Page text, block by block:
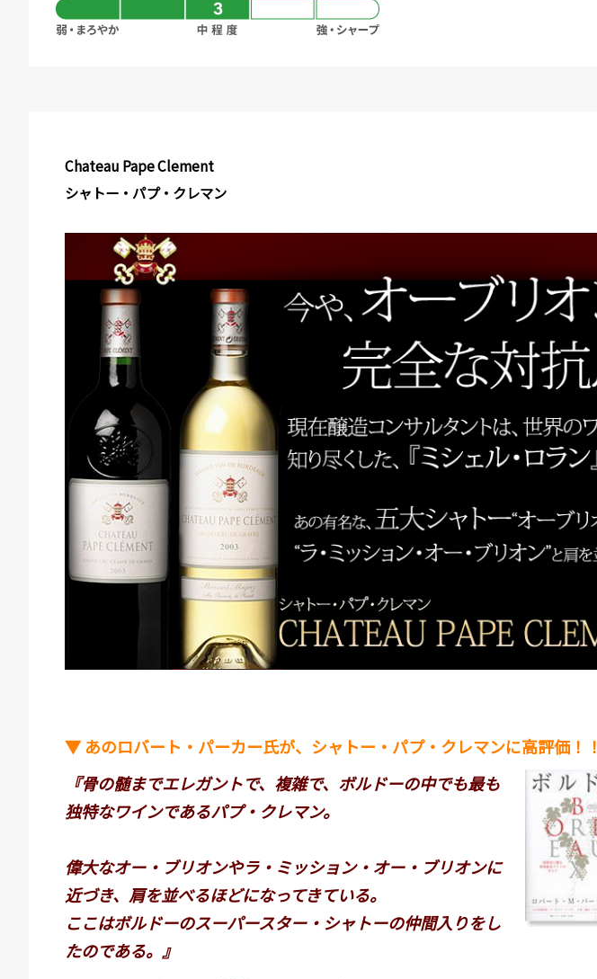
Chateau Pape Clement
シャトー・パプ・クレマン
▼ あのロバート・パーカー氏が、シャトー・パプ・クレマンに高評価！！
『骨の髄までエレガントで、複雑で、ボルドーの中でも最も
独特なワインであるパプ・クレマン。
偉大なオー・ブリオンやラ・ミッション・オー・ブリオンに
近づき、肩を並べるほどになってきている。
ここはボルドーのスーパースター・シャトーの仲間入りをし
たのである。』